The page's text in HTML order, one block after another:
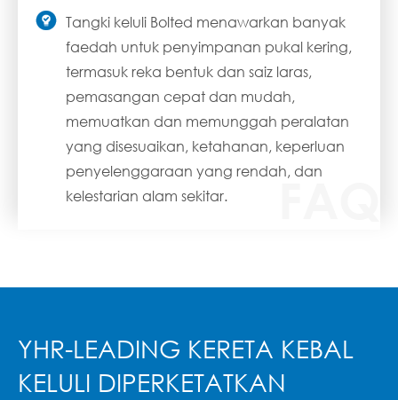
 Tangki keluli Bolted menawarkan banyak
faedah untuk penyimpanan pukal kering,
termasuk reka bentuk dan saiz laras,
pemasangan cepat dan mudah,
memuatkan dan memunggah peralatan
yang disesuaikan, ketahanan, keperluan
penyelenggaraan yang rendah, dan
kelestarian alam sekitar.
YHR-LEADING KERETA KEBAL
KELULI DIPERKETATKAN